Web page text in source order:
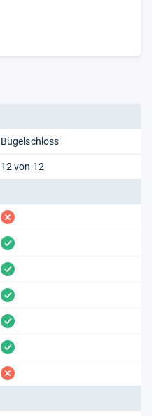
Bügelschloss
12 von 12
fehlt
vorhanden
vorhanden
vorhanden
vorhanden
vorhanden
fehlt